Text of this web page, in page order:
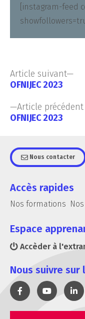
[instagram-feed
Article précédent
OFNIJEC 2023
Article suivant
OFNIJEC 2023
Nous contacter
Accès rapides
Nos formations
Espace
Accèder à
Nous suivre sur